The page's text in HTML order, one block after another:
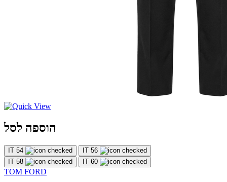
הוספה לסל
IT 54
IT 56
IT 58
IT 60
TOM FORD